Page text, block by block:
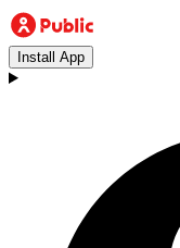
Install App